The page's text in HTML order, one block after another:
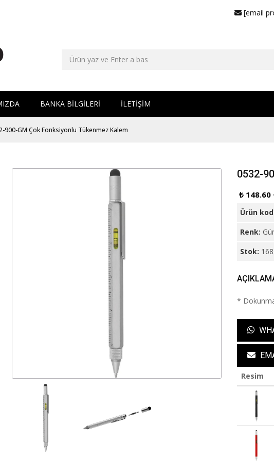
[email
BANKA BİLGİLERİ İLETİŞİM
900-GM Çok Fonksiyonlu Tükenmez Kalem
0532-
₺ 148.60
Ürün
Renk:
Stok:
*
Resim